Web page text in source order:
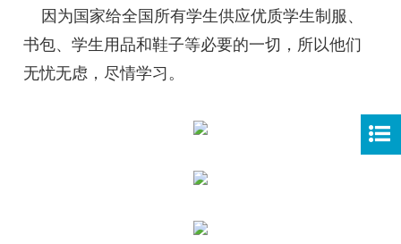
因为国家给全国所有学生供应优质学生制服、
书包、学生用品和鞋子等必要的一切，所以他们
无忧无虑，尽情学习。